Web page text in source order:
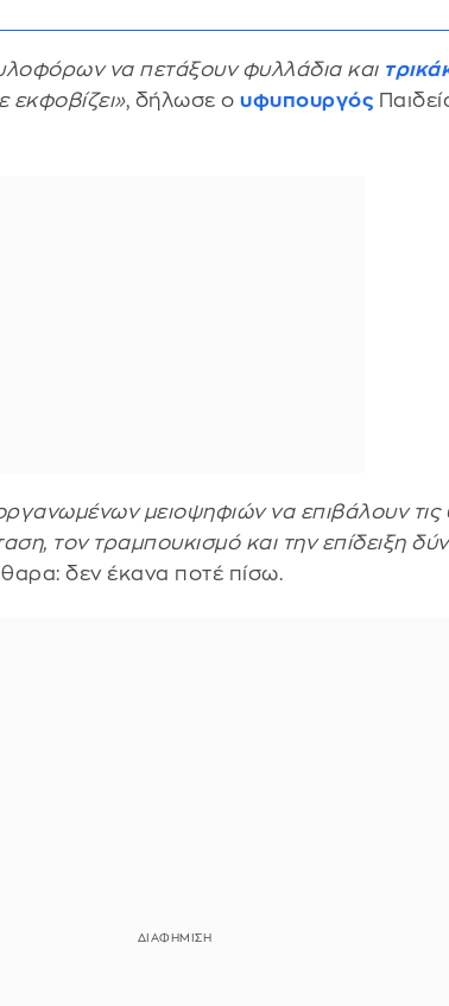
να πετάξουν φυλλάδια και
εκφοβίζει», δήλωσε ουφυπουργός
μειοψηφιών να επιβάλουν τις
τον τραμπουκισμό και την επίδειξη
δεν έκανα ποτέ πίσω.